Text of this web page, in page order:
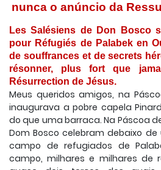
nunca o anúncio da
Les Salésiens de Don Bosco
pour Réfugiés de Palabek en
de souffrances et de secrets
résonner, plus fort que
Résurrection de Jésus.
Meus queridos amigos, na
inaugurava a pobre capela
do que uma barraca. Na Páscoa
Dom Bosco celebram debaixo
campo de refugiados de
campo, milhares e milhares de